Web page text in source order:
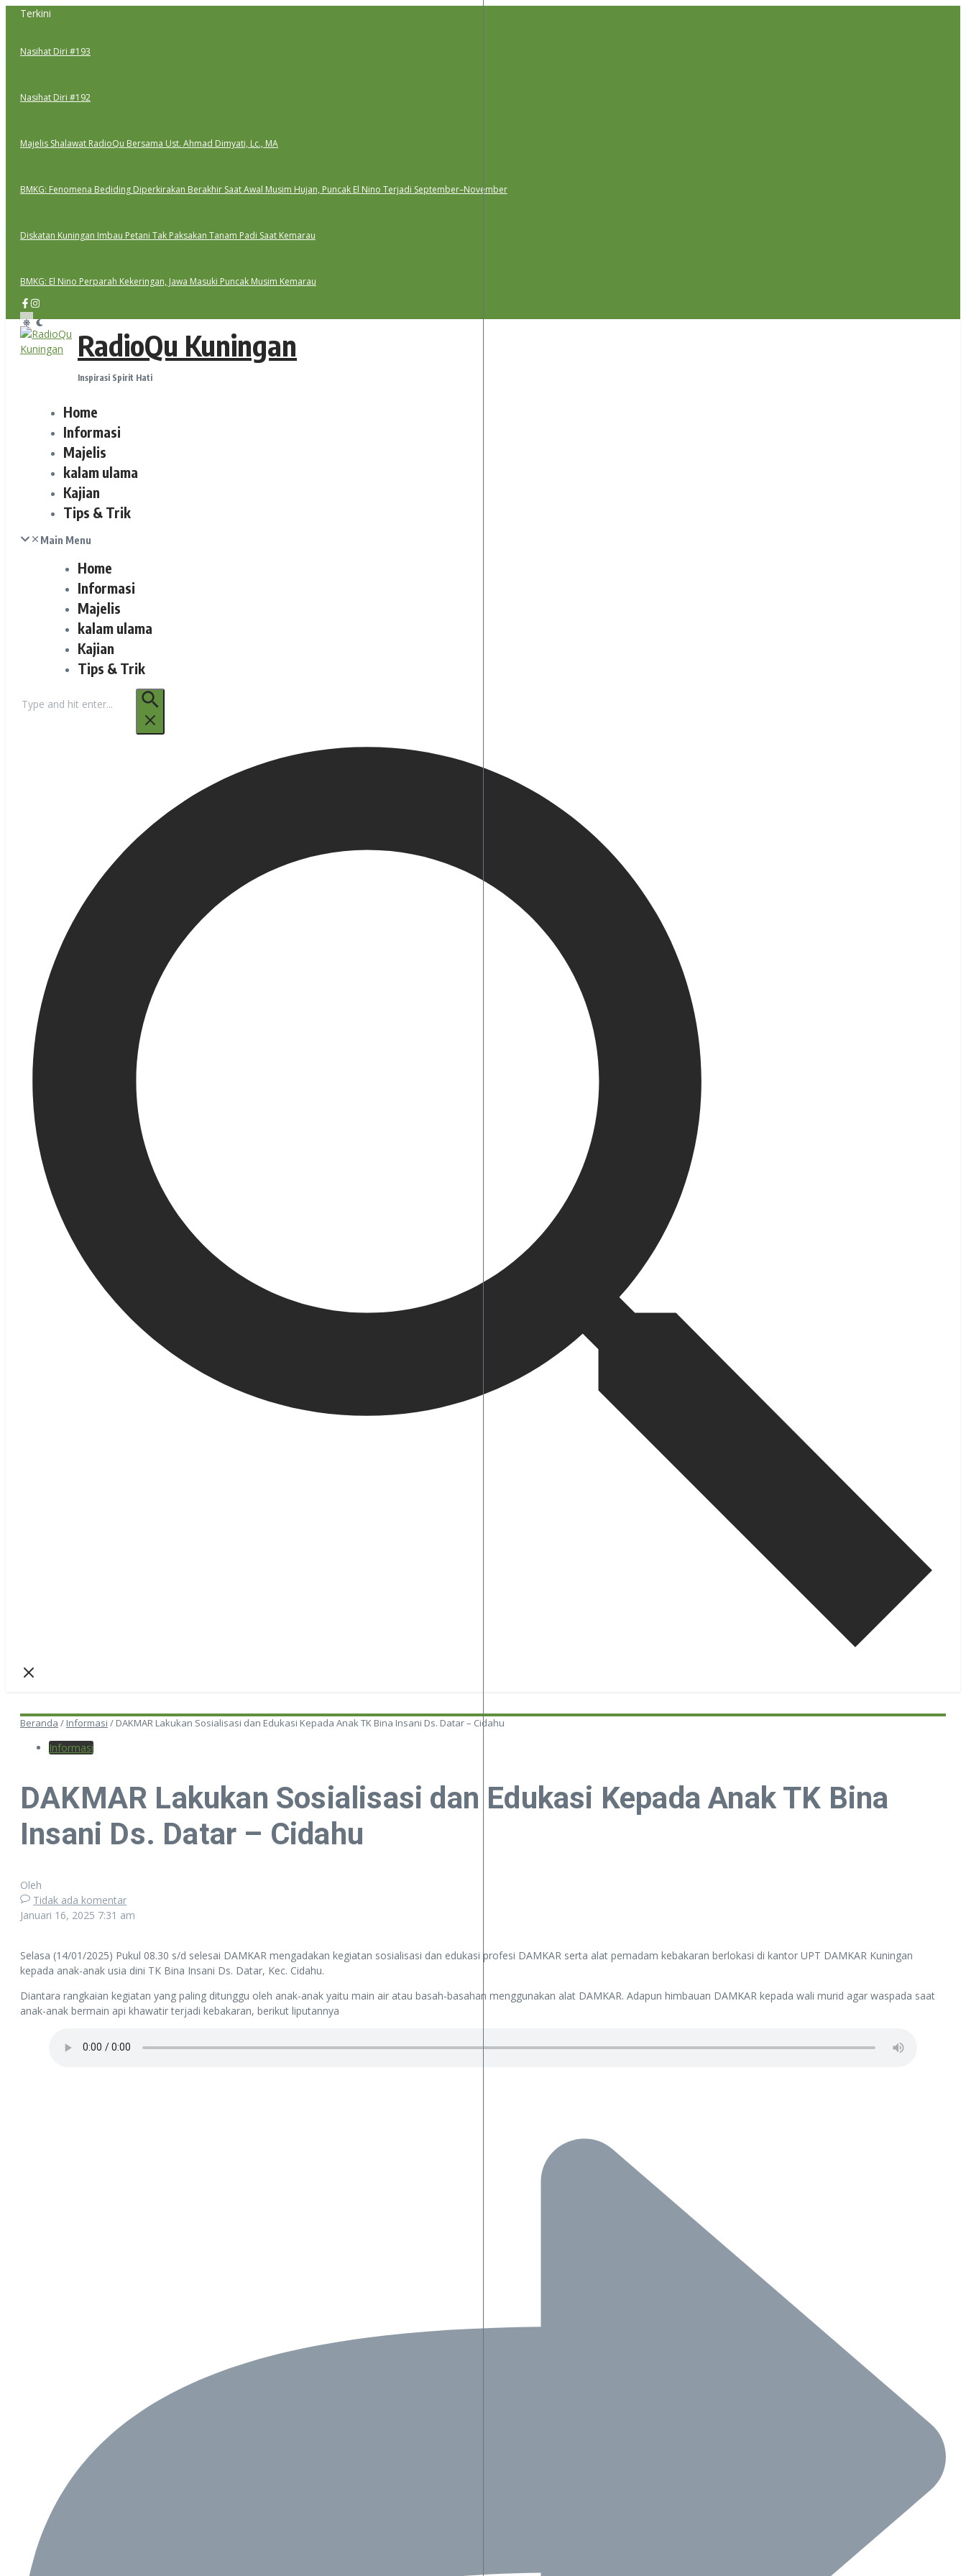
Lewati
Terkini
Nasihat Diri #193
Nasihat Diri #192
Majelis Shalawat RadioQu Bersama Ust. Ahmad Dimyati, Lc., MA
BMKG: Fenomena Bediding Diperkirakan Berakhir Saat Awal Musim Hujan, Puncak El Nino Terjadi September–November
Diskatan Kuningan Imbau Petani Tak Paksakan Tanam Padi Saat Kemarau
BMKG: El Nino Perparah Kekeringan, Jawa Masuki Puncak Musim Kemarau
RadioQu Kuningan
Inspirasi Spirit Hati
Home
Informasi
Majelis
kalam ulama
Kajian
Tips & Trik
Main Menu
Home
Informasi
Majelis
kalam ulama
Kajian
Tips & Trik
untuk:
Beranda / Informasi / DAKMAR Lakukan Sosialisasi dan Edukasi Kepada Anak TK Bina Insani Ds. Datar – Cidahu
Informasi
DAKMAR Lakukan Sosialisasi dan Edukasi Kepada Anak TK Bina
Insani Ds. Datar – Cidahu
Oleh
Tidak ada komentar
Januari 16, 2025 7:31 am
Selasa (14/01/2025) Pukul 08.30 s/d selesai DAMKAR mengadakan kegiatan sosialisasi dan edukasi profesi DAMKAR serta alat pemadam kebakaran berlokasi di kantor UPT DAMKAR Kuningan
kepada anak-anak usia dini TK Bina Insani Ds. Datar, Kec. Cidahu.
Diantara rangkaian kegiatan yang paling ditunggu oleh anak-anak yaitu main air atau basah-basahan menggunakan alat DAMKAR. Adapun himbauan DAMKAR kepada wali murid agar waspada saat
anak-anak bermain api khawatir terjadi kebakaran, berikut liputannya